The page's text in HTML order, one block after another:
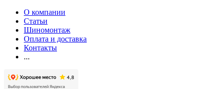
О компании
Статьи
Шиномонтаж
Оплата и доставка
Контакты
...